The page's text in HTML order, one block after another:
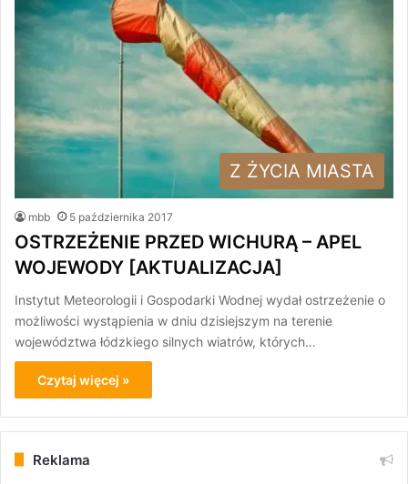
Z ŻYCIA MIASTA
mbb 5 października 2017
OSTRZEŻENIE PRZED WICHURĄ – APEL
WOJEWODY [AKTUALIZACJA]
Instytut Meteorologii i Gospodarki Wodnej wydał ostrzeżenie o
możliwości wystąpienia w dniu dzisiejszym na terenie
województwa łódzkiego silnych wiatrów, których…
Czytaj więcej »
Reklama